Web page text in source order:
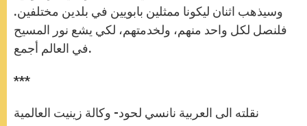
وسيذهب اثنان ليكونا ممثلين بابويين في بلدين مختلفين.
فلنصل لكل واحد منهم، ولخدمتهم، لكي يشع نور المسيح
في العالم أجمع.
***
نقلته الى العربية نانسي لحود- وكالة زينيت العالمية